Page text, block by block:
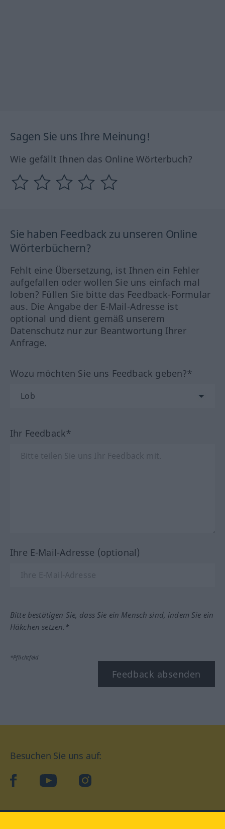
Sagen Sie uns Ihre Meinung!
Wie gefällt Ihnen das Online Wörterbuch?
Sie haben Feedback zu unseren Online
Wörterbüchern?
Fehlt eine Übersetzung, ist Ihnen ein Fehler
aufgefallen oder wollen Sie uns einfach mal
loben? Füllen Sie bitte das Feedback-Formular
aus. Die Angabe der E-Mail-Adresse ist
optional und dient gemäß unserem
Datenschutz nur zur Beantwortung Ihrer
Anfrage.
Wozu möchten Sie uns Feedback geben?*
Ihr Feedback*
Ihre E-Mail-Adresse (optional)
Bitte bestätigen Sie, dass Sie ein Mensch sind, indem Sie ein
Häkchen setzen.*
*Pflichtfeld
Feedback absenden
Besuchen Sie uns auf:
facebookYouTube Instagram